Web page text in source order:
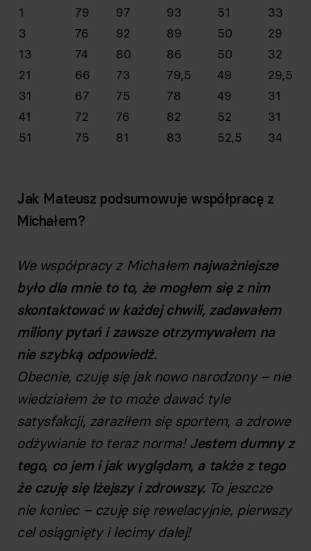
1 79 97 93 51
33
3
76 92 89 50
29
13
74 80 86 50
32
21
66 73 79,5 49
29,5
31
67 75 78 49
31
41
72 76 82 52
31
51
75 81 83 52,5 34
Jak Mateusz podsumowuje współpracę z
Michałem?
We współpracy z Michałem najważniejsze
było dla mnie to to, że mogłem się z nim
skontaktować w każdej chwili, zadawałem
miliony pytań i zawsze otrzymywałem na
nie szybką odpowiedź.
Obecnie, czuję się jak nowo narodzony – nie
wiedziałem że to może dawać tyle
satysfakcji, zaraziłem się sportem, a zdrowe
odżywianie to teraz norma! Jestem dumny z
tego, co jem i jak wyglądam, a także z tego
że czuję się lżejszy i zdrowszy. To jeszcze
nie koniec – czuję się rewelacyjnie, pierwszy
cel osiągnięty i lecimy dalej!